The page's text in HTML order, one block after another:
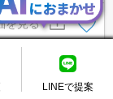
利な立地です！諸
を見る
LINEで提案